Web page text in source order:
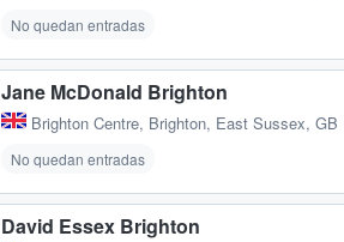
No quedan entradas
Jane McDonald Brighton
Brighton Centre, Brighton, East Sussex, GB
No quedan entradas
David Essex Brighton